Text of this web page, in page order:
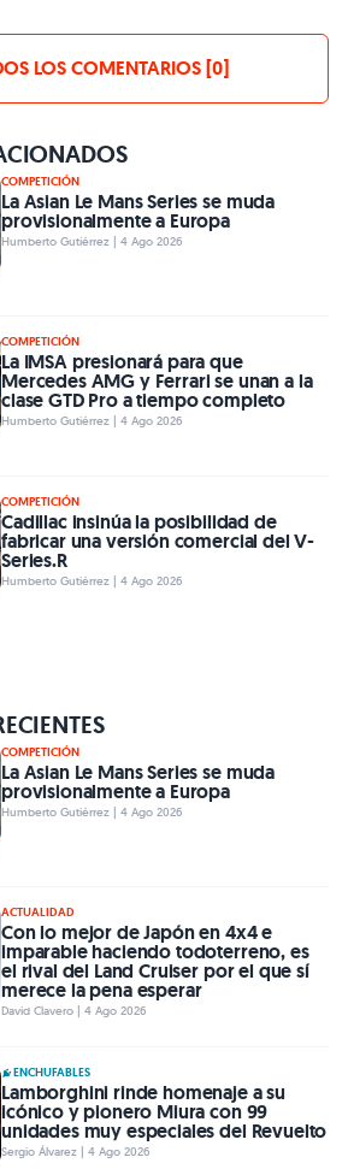
LOS COMENTARIOS [0]
COMPETICIÓN
La Asian Le Mans Series se muda
provisionalmente a Europa
Humberto Gutiérrez | 4 Ago 2026
COMPETICIÓN
La IMSA presionará para que
Mercedes AMG y Ferrari se unan a la
clase GTD Pro a tiempo completo
Humberto Gutiérrez | 4 Ago 2026
COMPETICIÓN
Cadillac insinúa la posibilidad de
fabricar una versión comercial del V-
Series.R
Humberto Gutiérrez | 4 Ago 2026
COMPETICIÓN
La Asian Le Mans Series se muda
provisionalmente a Europa
Humberto Gutiérrez | 4 Ago 2026
ACTUALIDAD
Con lo mejor de Japón en 4x4 e
imparable haciendo todoterreno, es
el rival del Land Cruiser por el que sí
merece la pena esperar
David Clavero | 4 Ago 2026
ENCHUFABLES
Lamborghini rinde homenaje a su
icónico y pionero Miura con 99
unidades muy especiales del Revuelto
Sergio Álvarez | 4 Ago 2026